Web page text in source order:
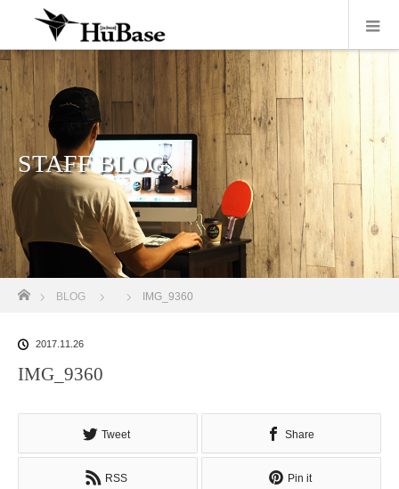
STAFF BLOG
ホーム
BLOG IMG_9360
2017.11.26
IMG_9360
Tweet Share
RSS Pin it